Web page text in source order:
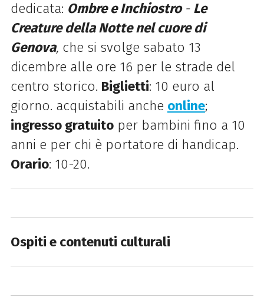
dedicata: Ombre e Inchiostro - Le
Creature della Notte nel cuore di
Genova, che si svolge sabato 13
dicembre alle ore 16 per le strade del
centro storico. Biglietti: 10 euro al
giorno. acquistabili anche online;
ingresso gratuitoper bambini fino a 10
anni e per chi è portatore di handicap.
Orario: 10-20.
Ospiti e contenuti culturali